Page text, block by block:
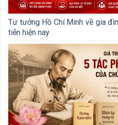
Tư tưởng Hồ Chí Minh về gia
tiễn hiện nay